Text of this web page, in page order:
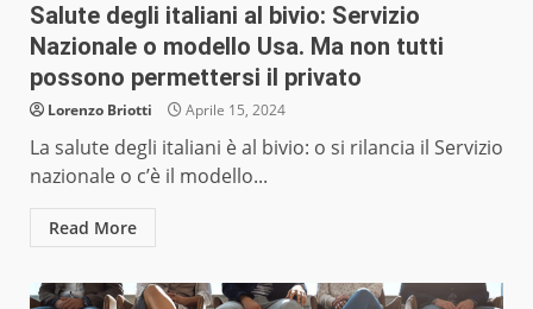
Salute degli italiani al bivio: Servizio
Nazionale o modello Usa. Ma non tutti
possono permettersi il privato
Lorenzo Briotti Aprile 15, 2024
La salute degli italiani è al bivio: o si rilancia il Servizio
nazionale o c’è il modello...
Read More